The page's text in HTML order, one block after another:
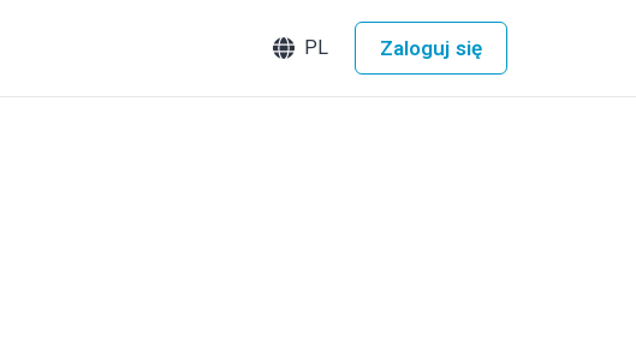
PL Zaloguj się